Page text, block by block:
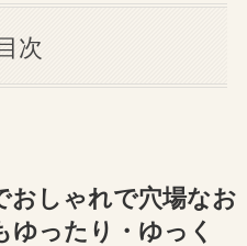
目次
おしゃれで穴場なお
ゆったり・ゆっく